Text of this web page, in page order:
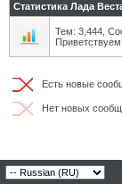
Статистика Лада
Тем: 3,444,
Приветствуем
Есть новые
Нет новых